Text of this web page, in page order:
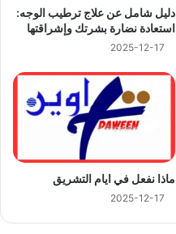
دليل شامل عن علاج ترطيب الوجه:
استعادة نضارة بشرتك وإشراقتها
2025-12-17
ماذا نفعل في ايام التشريق
2025-12-17